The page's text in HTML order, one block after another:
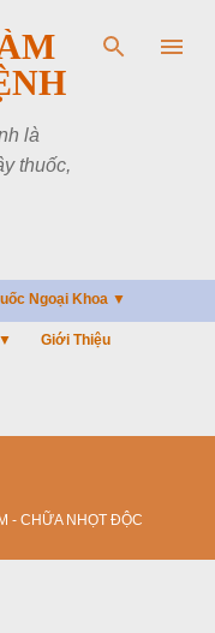
là
thuốc,
Ngoại Khoa ▼
Giới Thiệu
- CHỮA NHỌT ĐỘC